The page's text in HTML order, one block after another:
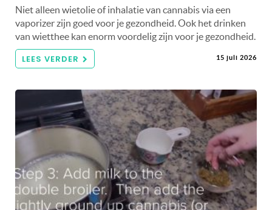
Niet alleen wietolie of inhalatie van cannabis via een
vaporizer zijn goed voor je gezondheid. Ook het drinken
van wietthee kan enorm voordelig zijn voor je gezondheid.
LEES VERDER 15 juli 2026